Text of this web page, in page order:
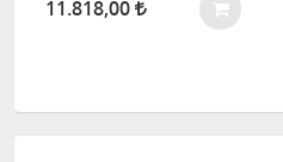
11.818,00